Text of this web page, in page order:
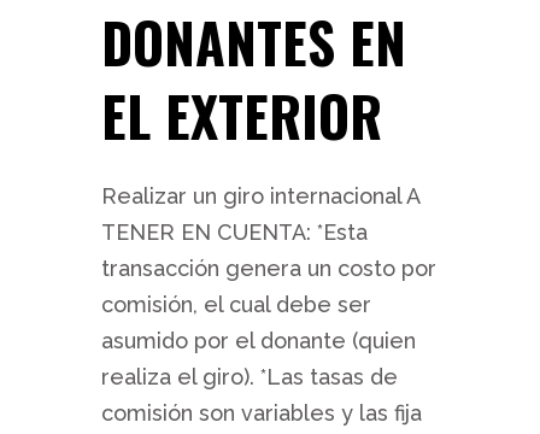
DONANTES EN
EL EXTERIOR
Realizar un giro internacional A
TENER EN CUENTA: *Esta
transacción genera un costo por
comisión, el cual debe ser
asumido por el donante (quien
realiza el giro). *Las tasas de
comisión son variables y las fija